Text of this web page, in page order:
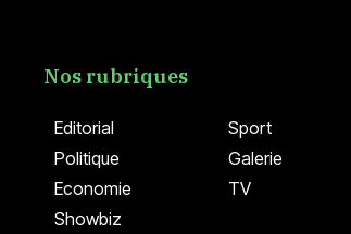
Editorial
Politique
Economie
Showbiz
Sport
Galerie
TV
Nos rubriques